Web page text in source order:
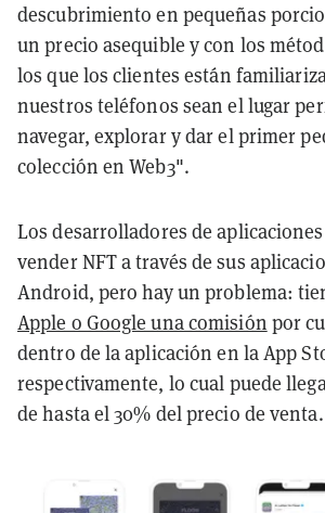
descubrimiento en pequeñas
un precio asequible y con los
los que los clientes están
nuestros teléfonos sean el lugar
navegar, explorar y dar el primer
colección en Web3".
Los desarrolladores de
vender NFT a través de sus
Android, pero hay un problema:
Apple o Google una comisión por
dentro de la aplicación en la App
respectivamente, lo cual puede
de hasta el 30% del precio de venta.